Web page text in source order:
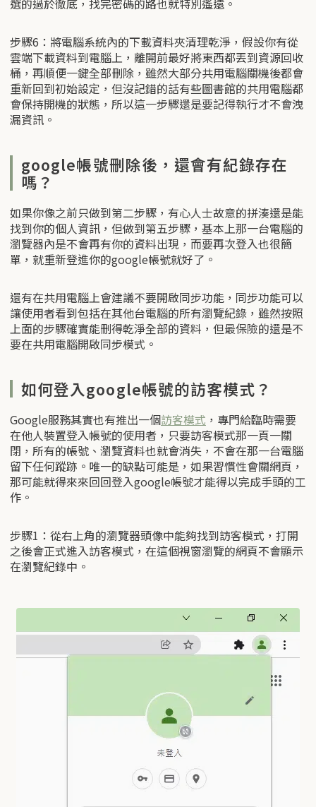
選的過於徹底，找完密碼的路也就特別遙遠。
步驟6：將電腦系統內的下載資料夾清理乾淨，假設你有從
雲端下載資料到電腦上，離開前最好將東西都丟到資源回收
桶，再順便一鍵全部刪除，雖然大部分共用電腦關機後都會
重新回到初始設定，但沒記錯的話有些圖書館的共用電腦都
會保持開機的狀態，所以這一步驟還是要記得執行才不會洩
漏資訊。
google帳號刪除後，還會有紀錄存在
嗎？
如果你像之前只做到第二步驟，有心人士故意的拼湊還是能
找到你的個人資訊，但做到第五步驟，基本上那一台電腦的
瀏覽器內是不會再有你的資料出現，而要再次登入也很簡
單，就重新登進你的google帳號就好了。
還有在共用電腦上會建議不要開啟同步功能，同步功能可以
讓使用者看到包括在其他台電腦的所有瀏覽紀錄，雖然按照
上面的步驟確實能刪得乾淨全部的資料，但最保險的還是不
要在共用電腦開啟同步模式。
如何登入google帳號的訪客模式？
Google服務其實也有推出一個訪客模式 ，專門給臨時需要
在他人裝置登入帳號的使用者，只要訪客模式那一頁一關
閉，所有的帳號、瀏覽資料也就會消失，不會在那一台電腦
留下任何蹤跡。唯一的缺點可能是，如果習慣性會關網頁，
那可能就得來來回回登入google帳號才能得以完成手頭的工
作。
步驟1：從右上角的瀏覽器頭像中能夠找到訪客模式，打開
之後會正式進入訪客模式，在這個視窗瀏覽的網頁不會顯示
在瀏覽紀錄中。